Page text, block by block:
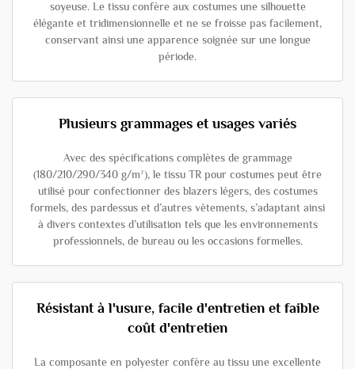
soyeuse. Le tissu confère aux costumes une silhouette
élégante et tridimensionnelle et ne se froisse pas facilement,
conservant ainsi une apparence soignée sur une longue
période.
Plusieurs grammages et usages variés
Avec des spécifications complètes de grammage
(180/210/290/340 g/m²), le tissu TR pour costumes peut être
utilisé pour confectionner des blazers légers, des costumes
formels, des pardessus et d’autres vêtements, s’adaptant ainsi
à divers contextes d’utilisation tels que les environnements
professionnels, de bureau ou les occasions formelles.
Résistant à l'usure, facile d'entretien et faible
coût d'entretien
La composante en polyester confère au tissu une excellente